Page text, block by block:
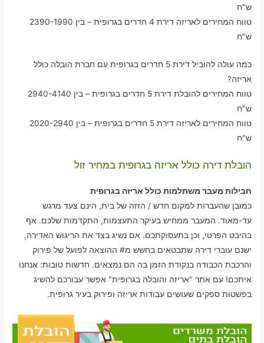
ש"ח
טווח המחירים לאריזה דירת 4 חדרים בגרופית – בין 2390-1990
ש"ח
כמה עולה להוביל דירת 5 חדרים בגרופית עם חברת הובלה כולל
אריזה?
טווח המחירים להובלת דירת 5 חדרים בגרופית – בין 2940-4140
ש"ח
טווח המחירים לאריזה דירת 5 חדרים בגרופית – בין 2020-2940
ש"ח
הובלת דירה כולל אריזה בגרופית במחיר זול
חבילות מעבר משתלמות כולל אריזה בגרופית
כמובן שהעברות למקום חדש / הזזה של בית, הינם צעד מרגש
עד-מאוד. המעבר ממחיש בעיקר התעצמות, התקדמות שלכם. אף
בהיבט הפרטי, וכן בתעסוקתכם. אם נשיג בצד את הריגוש האדירה,
ישנם עוברי דירה שתבטאים בחשש מ# ההוצאה לפועל של פירוק
והרכבת הכבודה בנקודת הזמן בה הם נמצאים. חדשות טובות: אנחנו
איתכם! עם אתר "אריזה והובלה בגרופית" אפשר עבורכם להשיג
בפשטות ספקים שעושים עבודות אריזה ופירוק בעיר גרופית.